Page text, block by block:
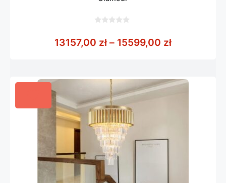
5
13157,00 zł – 15599,00 złZakres